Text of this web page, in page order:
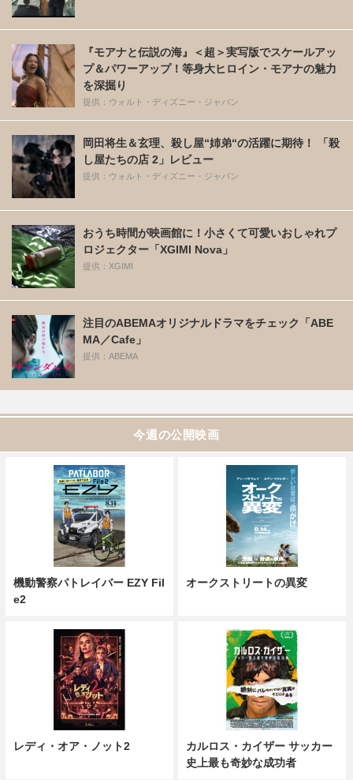
『モアナと伝説の海』＜超＞実写版でスケールアッ
プ＆パワーアップ！等身大ヒロイン・モアナの魅力
を深掘り
提供：ウォルト・ディズニー・ジャパン
岡田将生＆玄理、殺し屋“姉弟“の活躍に期待！ 「殺
し屋たちの店 2」レビュー
提供：ウォルト・ディズニー・ジャパン
おうち時間が映画館に！小さくて可愛いおしゃれプ
ロジェクター「XGIMI Nova」
提供：XGIMI
注目のABEMAオリジナルドラマをチェック「ABE
MA／Cafe」
提供：ABEMA
今週の公開映画
機動警察パトレイバー EZY Fil
e2
オークストリートの異変
レディ・オア・ノット2
カルロス・カイザー サッカー
史上最も奇妙な成功者